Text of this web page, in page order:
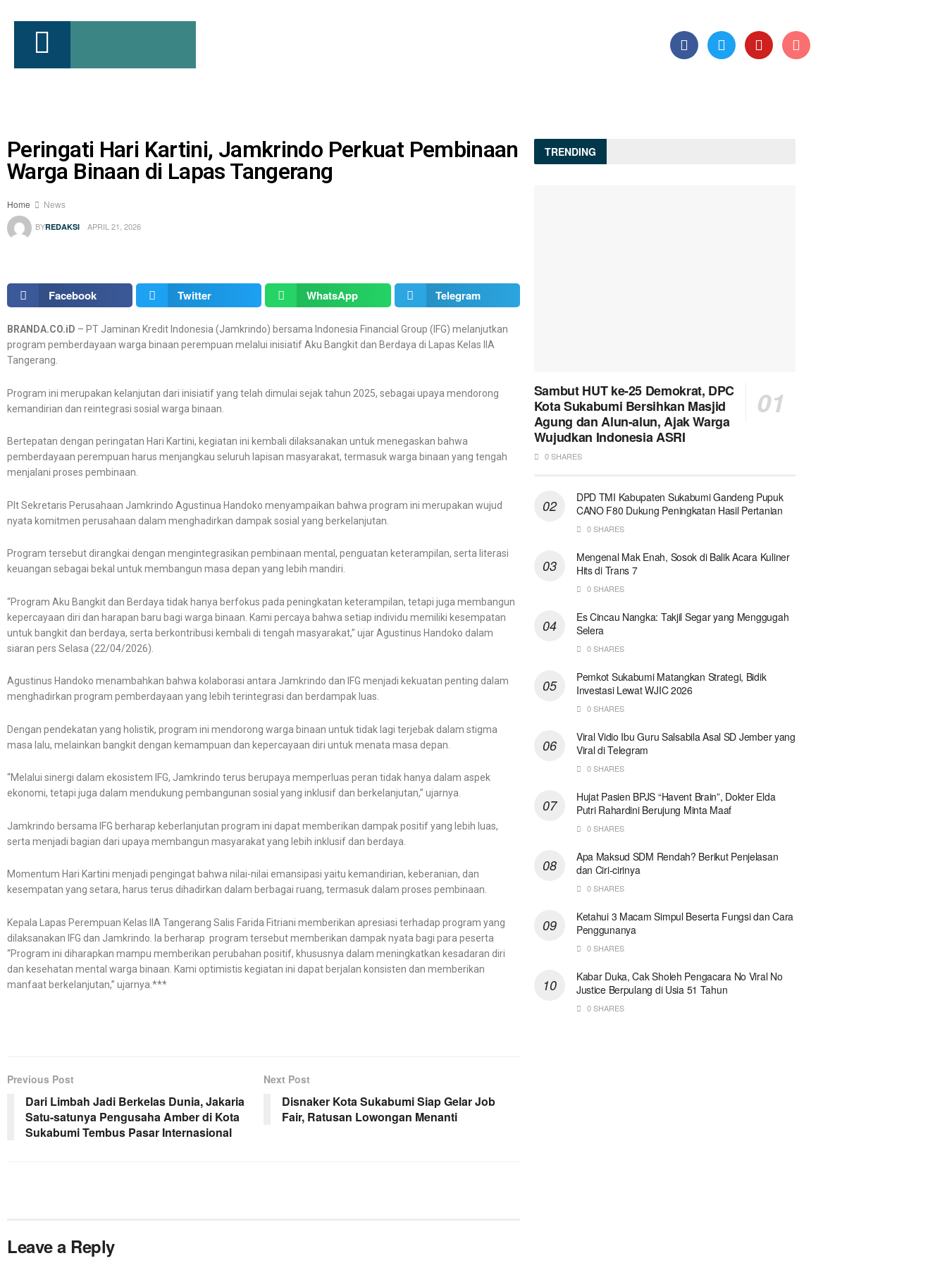
Peringati Hari Kartini, Jamkrindo Perkuat Pembinaan
Warga Binaan di Lapas Tangerang
Home News
BYREDAKSI APRIL 21, 2026
Facebook Twitter WhatsApp Telegram
BRANDA.CO.iD – PT Jaminan Kredit Indonesia (Jamkrindo) bersama Indonesia Financial Group (IFG) melanjutkan
program pemberdayaan warga binaan perempuan melalui inisiatif Aku Bangkit dan Berdaya di Lapas Kelas IIA
Tangerang.
Program ini merupakan kelanjutan dari inisiatif yang telah dimulai sejak tahun 2025, sebagai upaya mendorong
kemandirian dan reintegrasi sosial warga binaan.
Bertepatan dengan peringatan Hari Kartini, kegiatan ini kembali dilaksanakan untuk menegaskan bahwa
pemberdayaan perempuan harus menjangkau seluruh lapisan masyarakat, termasuk warga binaan yang tengah
menjalani proses pembinaan.
Plt Sekretaris Perusahaan Jamkrindo Agustinua Handoko menyampaikan bahwa program ini merupakan wujud
nyata komitmen perusahaan dalam menghadirkan dampak sosial yang berkelanjutan.
Program tersebut dirangkai dengan mengintegrasikan pembinaan mental, penguatan keterampilan, serta literasi
keuangan sebagai bekal untuk membangun masa depan yang lebih mandiri.
“Program Aku Bangkit dan Berdaya tidak hanya berfokus pada peningkatan keterampilan, tetapi juga membangun
kepercayaan diri dan harapan baru bagi warga binaan. Kami percaya bahwa setiap individu memiliki kesempatan
untuk bangkit dan berdaya, serta berkontribusi kembali di tengah masyarakat,” ujar Agustinus Handoko dalam
siaran pers Selasa (22/04/2026).
Agustinus Handoko menambahkan bahwa kolaborasi antara Jamkrindo dan IFG menjadi kekuatan penting dalam
menghadirkan program pemberdayaan yang lebih terintegrasi dan berdampak luas.
Dengan pendekatan yang holistik, program ini mendorong warga binaan untuk tidak lagi terjebak dalam stigma
masa lalu, melainkan bangkit dengan kemampuan dan kepercayaan diri untuk menata masa depan.
“Melalui sinergi dalam ekosistem IFG, Jamkrindo terus berupaya memperluas peran tidak hanya dalam aspek
ekonomi, tetapi juga dalam mendukung pembangunan sosial yang inklusif dan berkelanjutan,” ujarnya.
Jamkrindo bersama IFG berharap keberlanjutan program ini dapat memberikan dampak positif yang lebih luas,
serta menjadi bagian dari upaya membangun masyarakat yang lebih inklusif dan berdaya.
Momentum Hari Kartini menjadi pengingat bahwa nilai-nilai emansipasi yaitu kemandirian, keberanian, dan
kesempatan yang setara, harus terus dihadirkan dalam berbagai ruang, termasuk dalam proses pembinaan.
Kepala Lapas Perempuan Kelas IIA Tangerang Salis Farida Fitriani memberikan apresiasi terhadap program yang
dilaksanakan IFG dan Jamkrindo. Ia berharap program tersebut memberikan dampak nyata bagi para peserta
“Program ini diharapkan mampu memberikan perubahan positif, khususnya dalam meningkatkan kesadaran diri
dan kesehatan mental warga binaan. Kami optimistis kegiatan ini dapat berjalan konsisten dan memberikan
manfaat berkelanjutan,” ujarnya.***
Previous Post
Dari Limbah Jadi Berkelas Dunia, Jakaria
Satu-satunya Pengusaha Amber di Kota
Sukabumi Tembus Pasar Internasional
Next Post
Disnaker Kota Sukabumi Siap Gelar Job
Fair, Ratusan Lowongan Menanti
Leave a Reply
TRENDING
Sambut HUT ke-25 Demokrat, DPC
Kota Sukabumi Bersihkan Masjid
Agung dan Alun-alun, Ajak Warga
Wujudkan Indonesia ASRI
0 SHARES
DPD TMI Kabupaten Sukabumi Gandeng Pupuk
CANO F80 Dukung Peningkatan Hasil Pertanian
0 SHARES
Mengenal Mak Enah, Sosok di Balik Acara Kuliner
Hits di Trans 7
0 SHARES
Es Cincau Nangka: Takjil Segar yang Menggugah
Selera
0 SHARES
Pemkot Sukabumi Matangkan Strategi, Bidik
Investasi Lewat WJIC 2026
0 SHARES
Viral Vidio Ibu Guru Salsabila Asal SD Jember yang
Viral di Telegram
0 SHARES
Hujat Pasien BPJS “Havent Brain”, Dokter Elda
Putri Rahardini Berujung Minta Maaf
0 SHARES
Apa Maksud SDM Rendah? Berikut Penjelasan
dan Ciri-cirinya
0 SHARES
Ketahui 3 Macam Simpul Beserta Fungsi dan Cara
Penggunanya
0 SHARES
Kabar Duka, Cak Sholeh Pengacara No Viral No
Justice Berpulang di Usia 51 Tahun
0 SHARES